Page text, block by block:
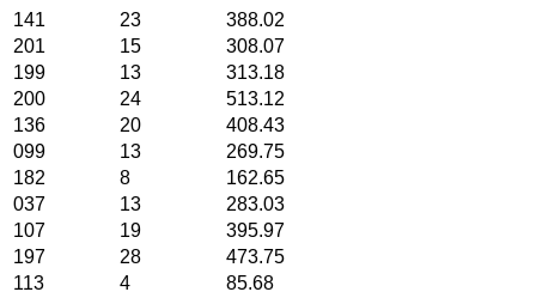
141
23
388.02
201
15
308.07
199
13
313.18
200
24
513.12
136
20
408.43
099
13
269.75
182
8
162.65
037
13
283.03
107
19
395.97
197
28
473.75
113
4
85.68